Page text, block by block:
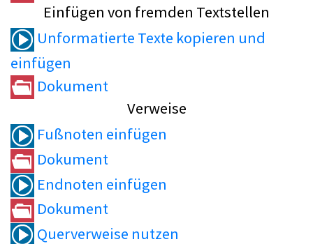
Einfügen von fremden Textstellen
Unformatierte Texte kopieren und
einfügen
Dokument
Verweise
Fußnoten einfügen
Dokument
Endnoten einfügen
Dokument
Querverweise nutzen